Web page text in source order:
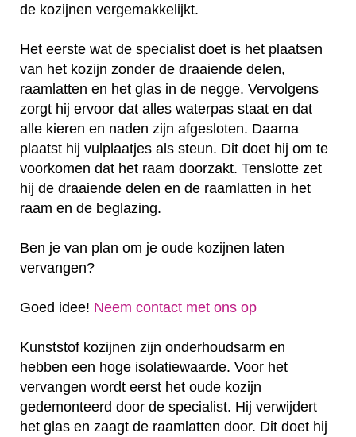
de kozijnen vergemakkelijkt.
Het eerste wat de specialist doet is het plaatsen
van het kozijn zonder de draaiende delen,
raamlatten en het glas in de negge. Vervolgens
zorgt hij ervoor dat alles waterpas staat en dat
alle kieren en naden zijn afgesloten. Daarna
plaatst hij vulplaatjes als steun. Dit doet hij om te
voorkomen dat het raam doorzakt. Tenslotte zet
hij de draaiende delen en de raamlatten in het
raam en de beglazing.
Ben je van plan om je oude kozijnen laten
vervangen?
Goed idee! Neem contact met ons op
Kunststof kozijnen zijn onderhoudsarm en
hebben een hoge isolatiewaarde. Voor het
vervangen wordt eerst het oude kozijn
gedemonteerd door de specialist. Hij verwijdert
het glas en zaagt de raamlatten door. Dit doet hij